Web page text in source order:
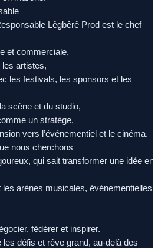
Lêgbêrê Prod est le chef
et commerciale,
les artistes,
les festivals, les sponsors et les
scène et du studio,
un stratège,
vers l’événementiel et le cinéma.
nous cherchons
qui sait transformer une idée en
les arènes musicales, événementielles
fédérer et inspirer.
les défis et rêve grand, au-delà des